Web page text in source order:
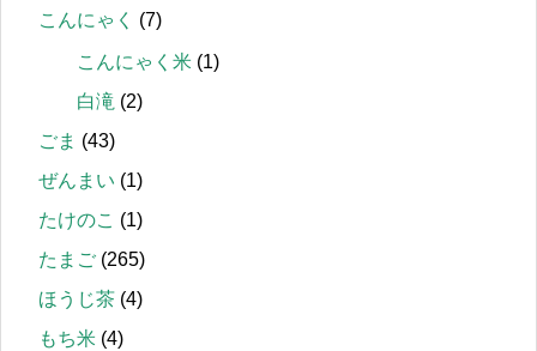
こんにゃく
(7)
こんにゃく米 (1)
白滝 (2)
ごま (43)
ぜんまい (1)
たけのこ (1)
たまご (265)
ほうじ茶 (4)
もち米 (4)